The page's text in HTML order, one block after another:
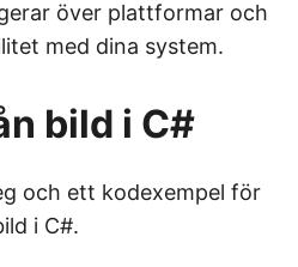
över plattformar och
med dina system.
bild i C#
och ett kodexempel för
i C#.